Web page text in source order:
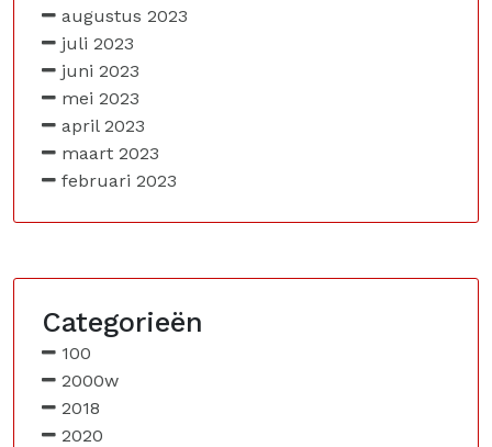
augustus 2023
juli 2023
juni 2023
mei 2023
april 2023
maart 2023
februari 2023
Categorieën
100
2000w
2018
2020